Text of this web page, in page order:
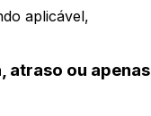
aplicável,
atraso ou apenas